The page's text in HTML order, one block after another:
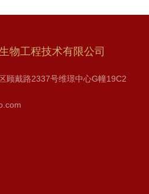
物工程技术有限公司
顾戴路2337号维璟中心G幢19C2